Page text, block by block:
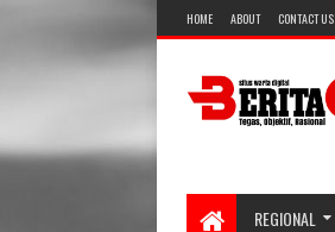
HOME ABOUT CONTACT US
REGIONAL